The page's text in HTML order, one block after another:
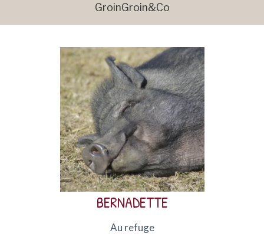
GroinGroin&Co
BERNADETTE
Au refuge
Bernadette, cochon nain sauvée en 2016 par
GroinGroin, vivait enfermée et en surpoids après
avoir été ballottée de foyer en foyer.